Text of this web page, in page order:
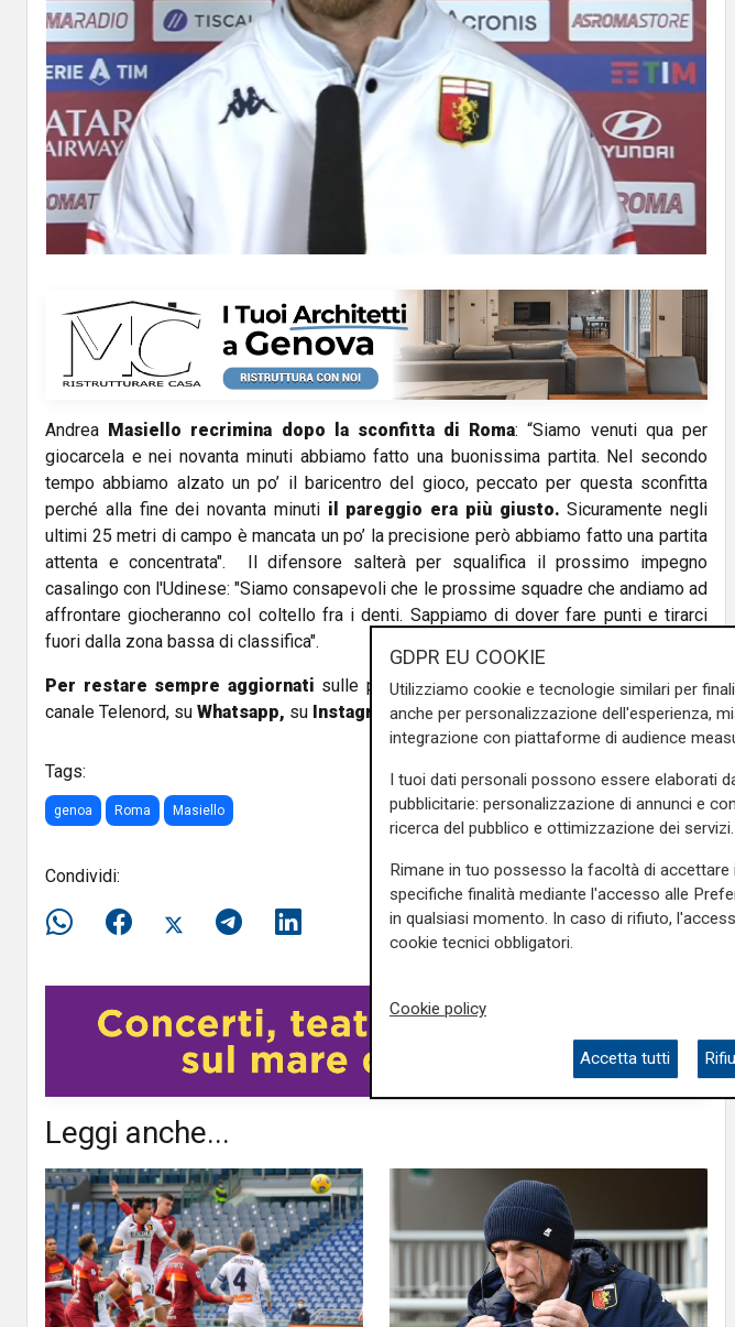
Andrea Masiello recrimina dopo la sconfitta di Roma: “Siamo venuti qua per
giocarcela e nei novanta minuti abbiamo fatto una buonissima partita. Nel secondo
tempo abbiamo alzato un po’ il baricentro del gioco, peccato per questa sconfitta
perché alla fine dei novanta minutiil pareggio era più giusto. Sicuramente negli
ultimi 25 metri di campo è mancata un po’ la precisione però abbiamo fatto una partita
attenta e concentrata". Il difensore salterà per squalifica il prossimo impegno
casalingo con l'Udinese: "Siamo consapevoli che le prossime squadre che andiamo ad
affrontare giocheranno col coltello fra i denti. Sappiamo di dover fare punti e tirarci
fuori dalla zona bassa di classifica".
Per restare sempre aggiornati sulle principali notizie sulla Liguria seguiteci sul
canale Telenord, su Whatsapp, su Instagram,suYoutubee suFacebook.
Tags:
genoa Roma Masiello
Condividi:
Leggi anche...
GDPR EU COOKIE
Utilizziamo cookie e tecnologie similari per
anche per personalizzazione dell'esperienza,
integrazione con piattaforme di audience
I tuoi dati personali possono essere elaborati
pubblicitarie: personalizzazione di annunci e
ricerca del pubblico e ottimizzazione dei servizi.
Rimane in tuo possesso la facoltà di
specifiche finalità mediante l'accesso alle
in qualsiasi momento. In caso di rifiuto,
cookie tecnici obbligatori.
Cookie policy
Accetta tutti